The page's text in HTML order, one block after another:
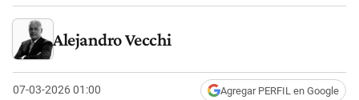
Alejandro Vecchi
07-03-2026 01:00 Agregar PERFIL en Google